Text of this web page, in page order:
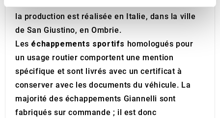
We use cookies to personalise content and ads, to
provide social media features and to analyse our traffic.
our social media, advertising and analytics partners who
may combine it with other information that you’ve
provided to them or that they’ve collected from your use
of their services.
la production est réalisée en Italie, dans la ville
de San Giustino, en Ombrie.
Les échappements sportifs homologués pour
un usage routier comportent une mention
spécifique et sont livrés avec un certificat à
conserver avec les documents du véhicule. La
majorité des échappements Giannelli sont
fabriqués sur commande ; il est donc